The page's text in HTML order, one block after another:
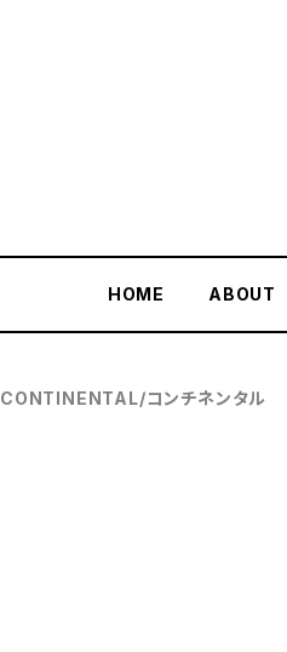
HOME ABOUT
CONTINENTAL/コンチネンタル